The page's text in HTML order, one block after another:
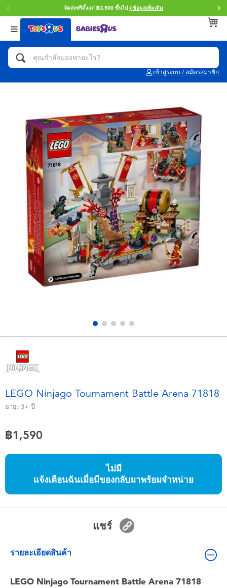
จัดส่งฟรีตั้งแต่ ฿3,500 ขึ้นไป ดูข้อมูลเพิ่มเติม
เข้าสู่ระบบ / สมัครสมาชิก
กลับ
หมวดหมู่
แอคชั่นฟิกเกอร์ และการสวมบทบาทเป็นฮีโร่
ตัวต่อและ LEGO
รถของเล่น, รถบรรทุกของเล่น, รถไฟของเล่น
และรีโมทบังคับ
กิจกรรมและงานคราฟท์
ตุ๊กตาและของสะสม
อุปกรณ์อิเล็คทรอนิกส์
เกมและพัซเซิล
ของเล่นเพื่อการเรียนรู้
กิจกรรมกลางแจ้งและกีฬา
ของเล่นนุ่มนิ่ม
ไอเทมฤดูร้อน
ของเล่นสำหรับเด็กทารกและวัยหัดเดิน
แบตเตอรี่
Nintendo Switch
กล่องสุ่ม
ตัวละครเพี่อการสะสม
กลับ
แบรนด์
Toy Story ทอย สตอรี่
Star Wars
LEGOเลโก้
Blokees บล็อคคีส์
Zuru ซูรู
X-Shot
playpop
Barbie บาร์บี้
กลับ
Age
0~2 ปี
5~7 ปี
8~11 ปี
12~14 ปี
14+ ปี
LEGO Ninjago Tournament Battle Arena 71818
อายุ: 3+ ปี
฿1,590
ไม่มี
แจ้งเตือนฉันเมื่อมีของกลับมาพร้อมจำหน่าย
แชร์
รายละเอียดสินค้า
LEGO Ninjago Tournament Battle Arena 71818